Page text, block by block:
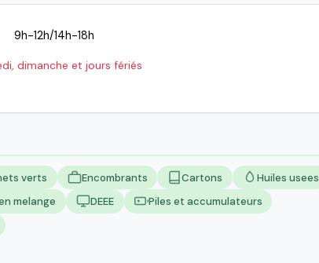
9h-12h/14h-18h
dimanche et jours fériés
verts Encombrants Cartons
Huiles usees
melange DEEE
Piles et accumulateurs